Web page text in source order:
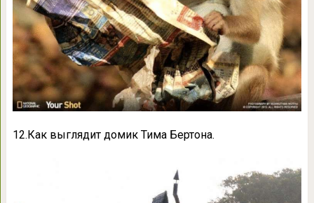
12.Как выглядит домик Тима Бертона.